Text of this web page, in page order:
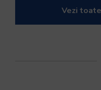
Vezi